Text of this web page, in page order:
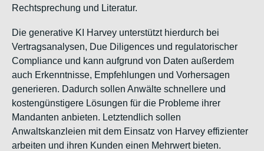
Rechtsprechung und Literatur.
Die generative KI Harvey unterstützt hierdurch bei
Vertragsanalysen, Due Diligences und regulatorischer
Compliance und kann aufgrund von Daten außerdem
auch Erkenntnisse, Empfehlungen und Vorhersagen
generieren. Dadurch sollen Anwälte schnellere und
kostengünstigere Lösungen für die Probleme ihrer
Mandanten anbieten. Letztendlich sollen
Anwaltskanzleien mit dem Einsatz von Harvey effizienter
arbeiten und ihren Kunden einen Mehrwert bieten.